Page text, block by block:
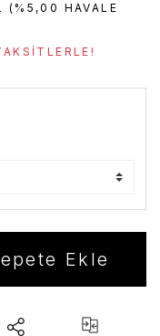
HAVALE
Ekle